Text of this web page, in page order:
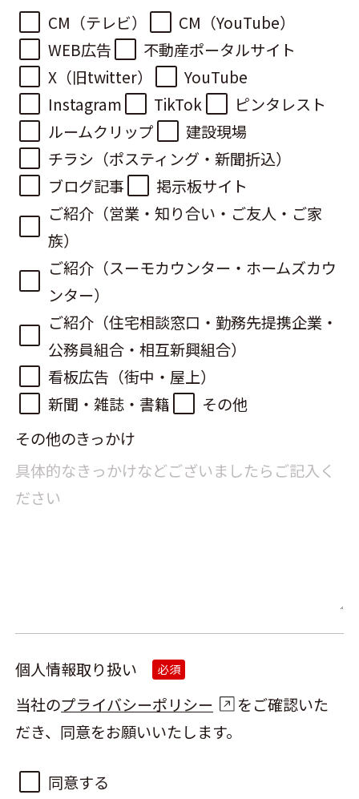
CM（テレビ）
CM（YouTube）
WEB広告
不動産ポータルサイト
X（旧twitter）
YouTube
Instagram
TikTok
ピンタレスト
ルームクリップ
建設現場
チラシ（ポスティング・新聞折込）
ブログ記事
掲示板サイト
ご紹介（営業・知り合い・ご友人・ご家
族）
ご紹介（スーモカウンター・ホームズカウ
ンター）
ご紹介（住宅相談窓口・勤務先提携企業・
公務員組合・相互新興組合）
看板広告（街中・屋上）
新聞・雑誌・書籍
その他
その他のきっかけ
個人情報取り扱い 必須
当社のプライバシーポリシー
をご確認いた
だき、同意をお願いいたします。
同意する